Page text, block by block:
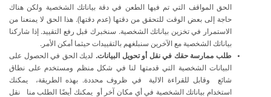
الحق المواقف التي تم فيها الطعن في دقة بياناتك الشخصية ولكن هناك
حاجة إلى بعض الوقت للتحقق من دقتها (عدم دقتها). هذا الحق لا يمنعنا من
الاستمرار في تخزين بياناتك الشخصية. سنخبرك قبل رفع التقييد. إذا شاركنا
بياناتك الشخصية مع الآخرين سنبلغهم بالتقييدات حيثما أمكن الأمر.
طلب ممارسة حقك في نقل أو تحويل البيانات. لديك الحق في الحصول على
البيانات الشخصية التي قدمتها لنا في شكل منظم ومستخدم على نطاق
شائع
وقابل للقراءة الالية في ظروف محددة. بهذه الطريقة،
يمكنك
استخدام بياناتك الشخصية في أي مكان آخر أو يمكنك أيضًا الطلب منا
نقل